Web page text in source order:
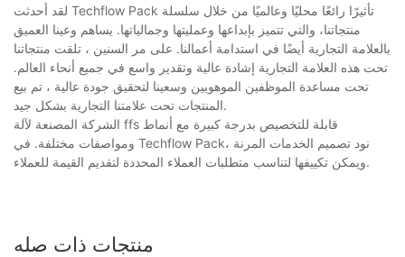
لقد أحدثت Techflow Pack تأثيرًا رائعًا محليًا وعالميًا من خلال سلسلة
منتجاتنا، والتي تتميز بإبداعها وعمليتها وجمالياتها. يساهم وعينا العميق
بالعلامة التجارية أيضًا في استدامة أعمالنا. على مر السنين ، تلقت منتجاتنا
تحت هذه العلامة التجارية إشادة عالية وتقدير واسع في جميع أنحاء العالم.
تحت مساعدة الموظفين الموهوبين وسعينا لتحقيق جودة عالية ، تم بيع
المنتجات تحت علامتنا التجارية بشكل جيد.
الشركة المصنعة لآلة ffs قابلة للتخصيص بدرجة كبيرة مع أنماط
ومواصفات مختلفة. في Techflow Pack، نود تصميم الخدمات المرنة
ويمكن تكييفها لتناسب متطلبات العملاء المحددة لتقديم القيمة للعملاء.
منتجات ذات صله